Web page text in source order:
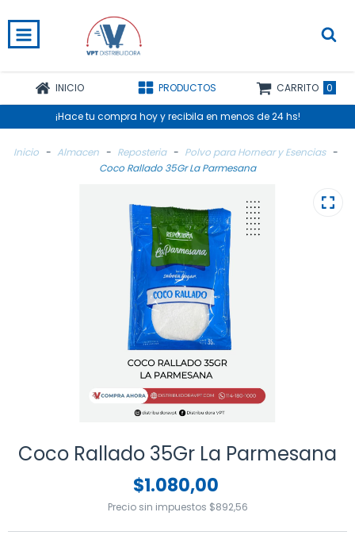
INICIO PRODUCTOS CARRITO 0
¡Hace tu compra hoy y recibila en menos de 24 hs!
Inicio - Almacen - Reposteria - Polvo para Hornear y Esencias -
Coco Rallado 35Gr La Parmesana
Coco Rallado 35Gr La Parmesana
$1.080,00
Precio sin impuestos $892,56